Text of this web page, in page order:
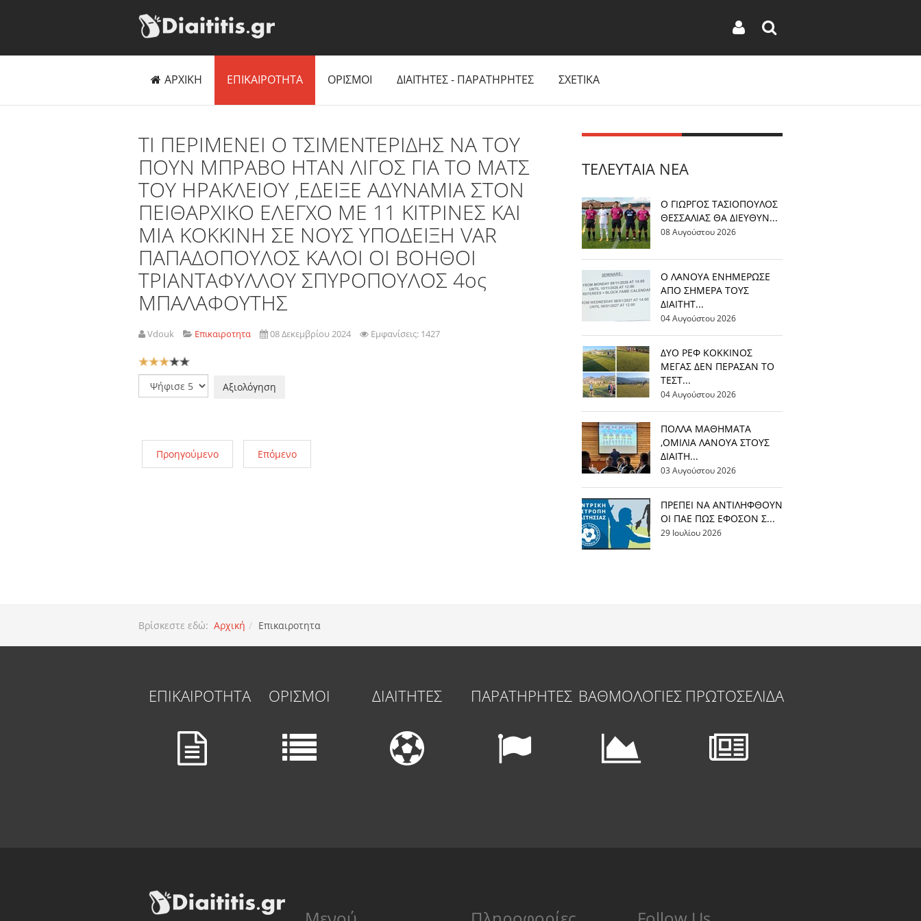
ΑΡΧΙΚΗ ΕΠΙΚΑΙΡΟΤΗΤΑ ΟΡΙΣΜΟΙ ΔΙΑΙΤΗΤΕΣ - ΠΑΡΑΤΗΡΗΤΕΣ ΣΧΕΤΙΚΑ
TI ΠΕΡΙΜΕΝΕΙ Ο ΤΣΙΜΕΝΤΕΡΙΔΗΣ ΝΑ ΤΟΥ
ΠΟΥΝ ΜΠΡΑΒΟ ΗΤΑΝ ΛΙΓΟΣ ΓΙΑ ΤΟ ΜΑΤΣ
ΤΟΥ ΗΡΑΚΛΕΙΟΥ ,ΕΔΕΙΞΕ ΑΔΥΝΑΜΙΑ ΣΤΟΝ
ΠΕΙΘΑΡΧΙΚΟ ΕΛΕΓΧΟ ΜΕ 11 ΚΙΤΡΙΝΕΣ ΚΑΙ
ΜΙΑ ΚΟΚΚΙΝΗ ΣΕ ΝΟΥΣ ΥΠΟΔΕΙΞΗ VAR
ΠΑΠΑΔΟΠΟΥΛΟΣ ΚΑΛΟΙ ΟΙ ΒΟΗΘΟΙ
ΤΡΙΑΝΤΑΦΥΛΛΟΥ ΣΠΥΡΟΠΟΥΛΟΣ 4ος
ΜΠΑΛΑΦΟΥΤΗΣ
Vdouk Επικαιροτητα 08 Δεκεμβρίου 2024 Εμφανίσεις: 1427
Αξιολόγηση
Χρήστη:3/5
Παρακαλώ
αξιολογήστε
Προηγούμενο Επόμενο
ΤΕΛΕΥΤΑΊΑ ΝΈΑ
Ο ΓΙΩΡΓΟΣ ΤΑΣΙΟΠΟΥΛΟΣ
ΘΕΣΣΑΛΙΑΣ ΘΑ ΔΙΕΥΘΥΝ...
08 Αυγούστου 2026
Ο ΛΑΝΟΥΑ ΕΝΗΜΕΡΩΣΕ
ΑΠΟ ΣΗΜΕΡΑ ΤΟΥΣ
ΔΙΑΙΤΗΤ...
04 Αυγούστου 2026
ΔΥΟ ΡΕΦ ΚΟΚΚΙΝΟΣ
ΜΕΓΑΣ ΔΕΝ ΠΕΡΑΣΑΝ ΤΟ
ΤΕΣΤ...
04 Αυγούστου 2026
ΠΟΛΛΑ ΜΑΘΗΜΑΤΑ
,ΟΜΙΛΙΑ ΛΑΝΟΥΑ ΣΤΟΥΣ
ΔΙΑΙΤΗ...
03 Αυγούστου 2026
ΠΡΕΠΕΙ ΝΑ ΑΝΤΙΛΗΦΘΟΥΝ
ΟΙ ΠΑΕ ΠΩΣ ΕΦΟΣΟΝ Σ...
29 Ιουλίου 2026
Βρίσκεστε εδώ: Αρχική Επικαιροτητα
ΕΠΙΚΑΙΡΟΤΗΤΑ ΟΡΙΣΜΟΙ ΔΙΑΙΤΗΤΕΣ ΠΑΡΑΤΗΡΗΤΕΣ ΒΑΘΜΟΛΟΓΙΕΣ ΠΡΩΤΟΣΕΛΙΔΑ